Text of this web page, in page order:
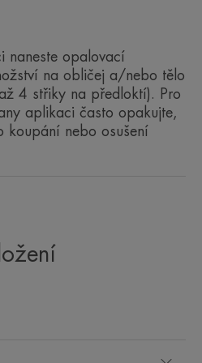
OD NAŠEHO
vhodná pro
UVA a modrému světlu
naneste opalovací
na obličej a/nebo tělo
4 střiky na předloktí). Pro
aplikaci často opakujte,
koupání nebo osušení